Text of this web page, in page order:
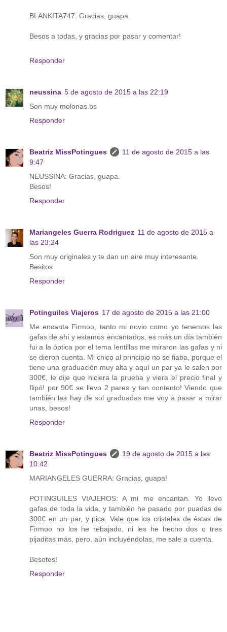
BLANKITA747: Gracias, guapa.
Besos a todas, y gracias por pasar y comentar!
Responder
neussina 5 de agosto de 2015 a las 22:19
Son muy molonas.bs
Responder
Beatriz MissPotingues
11 de agosto de 2015 a las
9:47
NEUSSINA: Gracias, guapa.
Besos!
Responder
Mariangeles Guerra Rodriguez 11 de agosto de 2015 a
las 23:24
Son muy originales y te dan un aire muy interesante.
Besitos
Responder
Potinguiles Viajeros 17 de agosto de 2015 a las 21:00
Me encanta Firmoo, tanto mi novio como yo tenemos las
gafas de ahí y estamos encantados, es más un día también
fui a la óptica por el tema lentillas me miraron las gafas y ni
se dieron cuenta. Mi chico al principio no se fiaba, porque el
tiene una graduación muy alta y aquí un par ya le salen por
300€, le dije que hiciera la prueba y viera el precio final y
flipó! por 90€ se llevo 2 pares y tan contento! Viendo que
también las hay de sol graduadas me voy a pasar a mirar
unas, besos!
Responder
Beatriz MissPotingues
19 de agosto de 2015 a las
10:42
MARIANGELES GUERRA: Gracias, guapa!
POTINGUILES VIAJEROS: A mi me encantan. Yo llevo
gafas de toda la vida, y también he pasado por puadas de
300€ en un par, y pica. Vale que los cristales de éstas de
Firmoo no los he rebajado, ni les he hecho dos o tres
pijaditas más, pero, aún incluyéndolas, me sale a cuenta.
Besotes!
Responder